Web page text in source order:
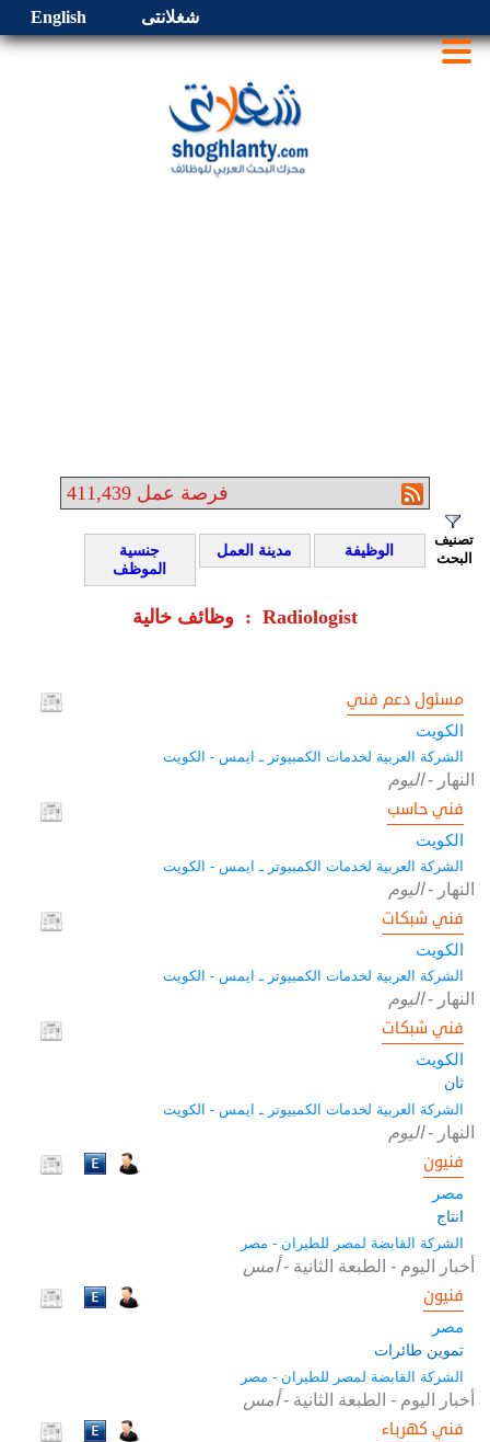
شغلانتى English
411,439 فرصة عمل
تصنيف
البحث
الوظيفة مدينة العمل
جنسية
الموظف
وظائف خالية : Radiologist
مسئول دعم فني
الكويت
الشركة العربية لخدمات الكمبيوتر ـ ايمس - الكويت
النهار -اليوم
فني حاسب
الكويت
الشركة العربية لخدمات الكمبيوتر ـ ايمس - الكويت
النهار -اليوم
فني شبكات
الكويت
الشركة العربية لخدمات الكمبيوتر ـ ايمس - الكويت
النهار -اليوم
فني شبكات
الكويت
ثان
الشركة العربية لخدمات الكمبيوتر ـ ايمس - الكويت
النهار -اليوم
فنيون
مصر
انتاج
الشركة القابضة لمصر للطيران - مصر
أخبار اليوم - الطبعة الثانية -أمس
فنيون
مصر
تموين طائرات
الشركة القابضة لمصر للطيران - مصر
أخبار اليوم - الطبعة الثانية -أمس
فني كهرباء